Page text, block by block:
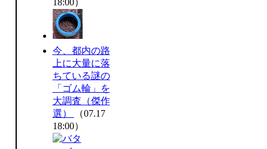
18:00）
今、都内の路
上に大量に落
ちている謎の
「ゴム輪」を
大調査（傑作
選）
（07.17
18:00）